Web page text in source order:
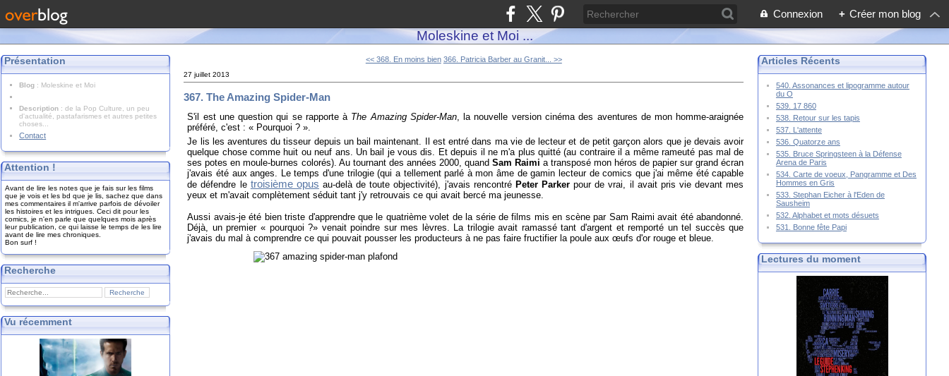
Connexion + Créer mon blog
Moleskine et Moi ...
Présentation
Blog : Moleskine et Moi
Description : de la Pop Culture, un peu
d'actualité, pastafarismes et autres petites
choses...
Contact
Attention !
Avant de lire les notes que je fais sur les films
que je vois et les bd que je lis, sachez que dans
mes commentaires il m'arrive parfois de dévoiler
les histoires et les intrigues. Ceci dit pour les
comics, je n'en parle que quelques mois après
leur publication, ce qui laisse le temps de les lire
avant de lire mes chroniques.
Bon surf !
Recherche
Vu récemment
<< 368. En moins bien 366. Patricia Barber au Granit... >>
27 juillet 2013
367. The Amazing Spider-Man
S'il est une question qui se rapporte à The Amazing Spider-Man, la nouvelle version cinéma des aventures de mon homme-araignée
préféré, c'est : « Pourquoi ? ».
Je lis les aventures du tisseur depuis un bail maintenant. Il est entré dans ma vie de lecteur et de petit garçon alors que je devais avoir
quelque chose comme huit ou neuf ans. Un bail je vous dis. Et depuis il ne m'a plus quitté (au contraire il a même rameuté pas mal de
ses potes en moule-burnes colorés). Au tournant des années 2000, quand Sam Raimi a transposé mon héros de papier sur grand écran
j'avais été aux anges. Le temps d'une trilogie (qui a tellement parlé à mon âme de gamin lecteur de comics que j'ai même été capable
de défendre le troisième opus au-delà de toute objectivité), j'avais rencontré Peter Parker pour de vrai, il avait pris vie devant mes
yeux et m'avait complètement séduit tant j'y retrouvais ce qui avait bercé ma jeunesse.
Aussi avais-je été bien triste d'apprendre que le quatrième volet de la série de films mis en scène par Sam Raimi avait été abandonné.
Déjà, un premier « pourquoi ?» venait poindre sur mes lèvres. La trilogie avait ramassé tant d'argent et remporté un tel succès que
j'avais du mal à comprendre ce qui pouvait pousser les producteurs à ne pas faire fructifier la poule aux œufs d'or rouge et bleue.
Articles Récents
540. Assonances et lipogramme autour
du O
539. 17 860
538. Retour sur les tapis
537. L'attente
536. Quatorze ans
535. Bruce Springsteen à la Défense
Arena de Paris
534. Carte de voeux, Pangramme et Des
Hommes en Gris
533. Stephan Eicher à l'Eden de
Sausheim
532. Alphabet et mots désuets
531. Bonne fête Papi
Lectures du moment